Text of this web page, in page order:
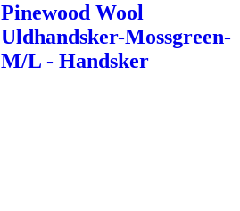
Pinewood Wool
Uldhandsker-Mossgreen-
M/L - Handsker